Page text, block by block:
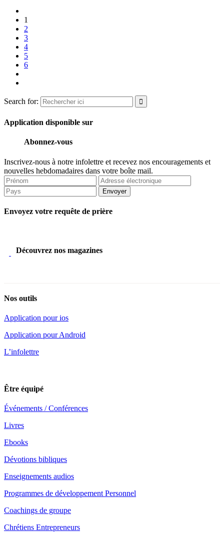
1
2
3
4
5
6
Search for:
Application disponible sur
Abonnez-vous
Inscrivez-nous à notre infolettre et recevez nos encouragements et
nouvelles hebdomadaires dans votre boîte mail.
Envoyer
Envoyez votre requête de prière
Découvrez nos magazines
Nos outils
Application pour ios
Application pour Android
L’infolettre
Être équipé
Événements / Conférences
Livres
Ebooks
Dévotions bibliques
Enseignements audios
Programmes de développement Personnel
Coachings de groupe
Chrétiens Entrepreneurs